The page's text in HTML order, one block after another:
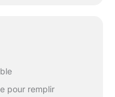
pour remplir